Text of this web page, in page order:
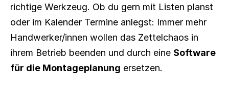
richtige Werkzeug. Ob du gern mit Listen planst
oder im Kalender Termine anlegst: Immer mehr
Handwerker/innen wollen das Zettelchaos in
ihrem Betrieb beenden und durch eine Software
für die Montageplanung ersetzen.